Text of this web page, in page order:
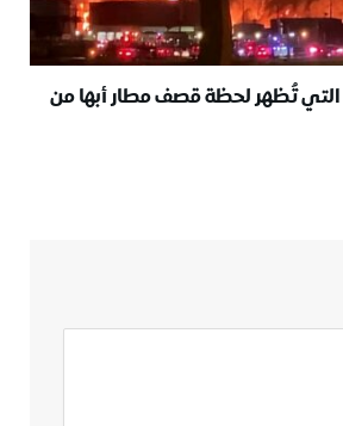
تُظهر لحظة قصف مطار أبها من